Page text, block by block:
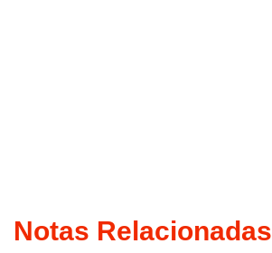
Notas Relacionadas